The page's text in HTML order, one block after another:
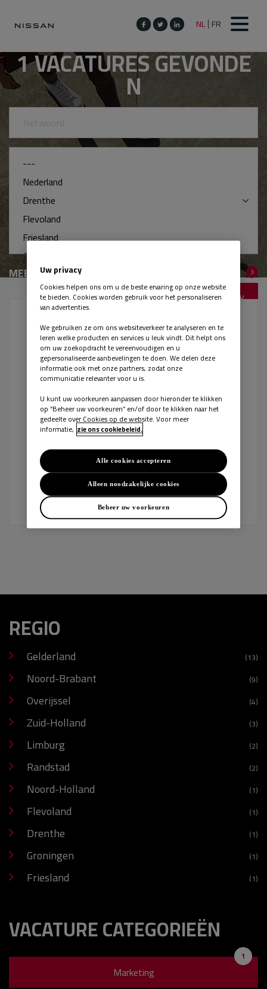
1VACATURES GEVONDE
N
MEER ZOEKOPTIES
Uitgebreid zoeken
Gepubliceerd:18-05-2026
Automonteur - Heerhugowaard
Werkgever:Automobielbedrijf C. Andriessen B.V.
Als automonteur bij Nissan Andriessen voer je
inspecties, meest voorkomende reparaties en
onderhoudswerkzaamheden uit aan allerlei
automerken, waarbij Nissan de boventoon voert.
Daarnaast stel je...
Heerhugowaard Bekijk vacature
REGIO
Gelderland (13)
Noord-Brabant (9)
Overijssel (4)
Zuid-Holland (3)
Limburg (2)
Randstad (2)
Noord-Holland (1)
Flevoland (1)
Drenthe (1)
Groningen (1)
Friesland (1)
VACATURE CATEGORIEËN
Marketing
1
Uw privacy
Cookies helpen ons om u de beste ervaring op onze website
te bieden. Cookies worden gebruik voor het personaliseren
van advertenties.
We gebruiken ze om ons websiteverkeer te analyseren en te
leren welke producten en services u leuk vindt. Dit helpt ons
om uw zoekopdracht te vereenvoudigen en u
gepersonaliseerde aanbevelingen te doen. We delen deze
informatie ook met onze partners, zodat onze
communicatie relevanter voor u is.
U kunt uw voorkeuren aanpassen door hieronder te klikken
op “Beheer uw voorkeuren” en/of door te klikken naar het
gedeelte over Cookies op de website. Voor meer
informatie, zie ons cookiebeleid.
Beheer uw voorkeuren
Alleen noodzakelijke cookies
Alle cookies accepteren